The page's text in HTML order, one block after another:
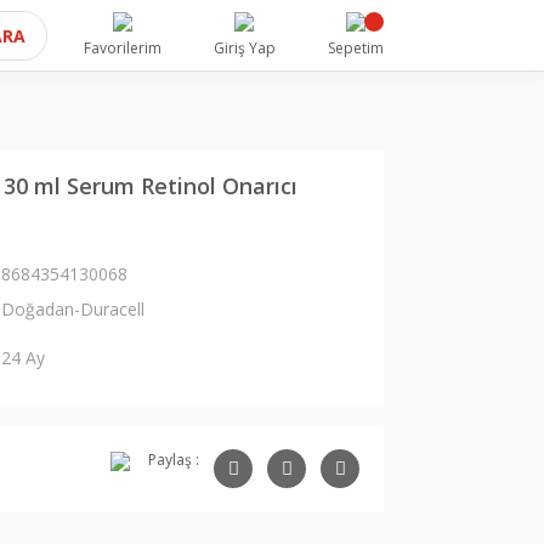
Favorilerim Giriş Yap Sepetim
ml Serum Retinol Onarıcı
8684354130068
Doğadan-Duracell
24 Ay
Paylaş :